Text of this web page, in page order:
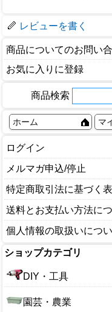
レビューを書く
商品についてのお問い
お気に入りに登録
商品検索
ホーム マ
ログイン
メルマガ申込/停止
特定商取引法に基づく
送料とお支払い方法に
個人情報の取扱いにつ
ショップカテゴリ
DIY・工具
園芸・農業